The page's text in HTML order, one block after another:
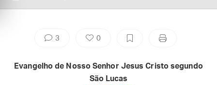
3 0
Evangelho de Nosso Senhor Jesus Cristo segundo
São Lucas